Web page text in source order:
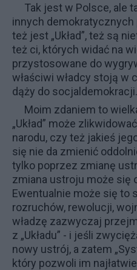
Tak jest w Polsce, ale
innych demokratycznych
też jest „Układ”, też są
też ci, których widać na
przystosowane do
właściwi władcy stoją w
dąży do socjaldemokracji.
Moim zdaniem to
„Układ” może
narodu, czy też jakieś
się nie da zmienić
tylko poprzez zmianę
zmiana ustroju może się
Ewentualnie może się to
rozruchów, rewolucji,
władzę zazwyczaj
z „Układu” - i jeśli
nowy ustrój, a zatem
który pozwoli im